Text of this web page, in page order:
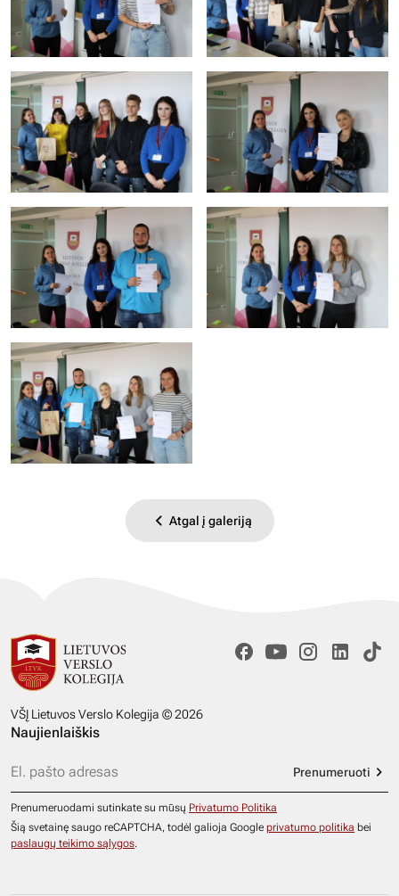
Atgal į galeriją
VŠĮ Lietuvos Verslo Kolegija © 2026
Naujienlaiškis
Prenumeruoti
Prenumeruodami sutinkate su mūsų Privatumo Politika
Šią svetainę saugo reCAPTCHA, todėl galioja Google privatumo politika bei
paslaugų teikimo sąlygos.